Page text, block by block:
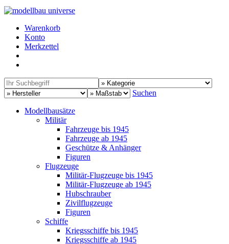
Warenkorb
Konto
Merkzettel
Suchen
Modellbausätze
Militär
Fahrzeuge bis 1945
Fahrzeuge ab 1945
Geschütze & Anhänger
Figuren
Flugzeuge
Militär-Flugzeuge bis 1945
Militär-Flugzeuge ab 1945
Hubschrauber
Zivilflugzeuge
Figuren
Schiffe
Kriegsschiffe bis 1945
Kriegsschiffe ab 1945